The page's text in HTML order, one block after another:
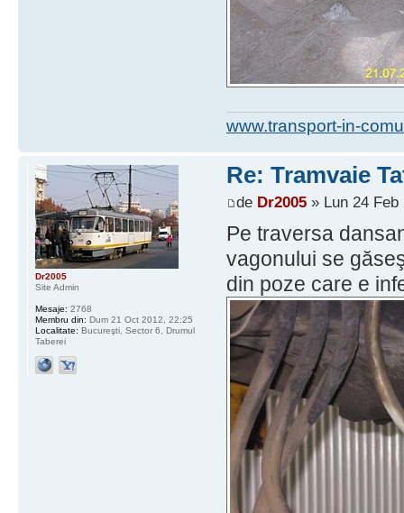
www.transport-in-
Re: Tramvaie
de Dr2005» Lun 24 Feb
Pe traversa
vagonului se
din poze care e
Dr2005
Site Admin
Mesaje: 2768
Membru din: Dum 21 Oct 2012, 22:25
Localitate: Bucureşti, Sector 6, Drumul
Taberei